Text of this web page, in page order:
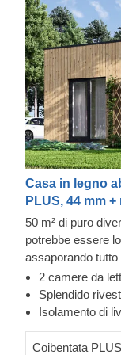
Casa in legno
PLUS, 44 mm
50 m² di puro
potrebbe essere
assaporando
All'esterno si
contempo capace
ammiri la
camere da letto
2 camere da
Splendido
Isolamento di
Coibentata